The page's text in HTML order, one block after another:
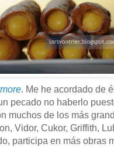
. Me he acordado de
pecado no haberlo
muchos de los más
Vidor, Cukor, Griffith,
participa en más obras